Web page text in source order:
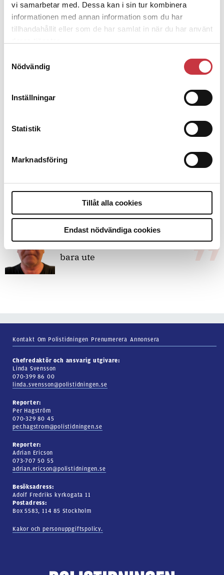
vi samarbetar med. Dessa kan i sin tur kombinera
informationen med annan information som du har
tillhandahållit eller som de har samlat in när du har använt
Nödvändig
Inställningar
Statistik
Marknadsföring
Tillåt alla cookies
Endast nödvändiga cookies
Debatt
9 juli 2026
Det är inte evidenskrav som
Debatt:Med för höga krav på evidens
kan polisen inte göra något alls
15 juni 2026
bara ute
Kontakt Om Polistidningen Prenumerera Annonsera
Chefredaktör och ansvarig utgivare:
Linda Svensson
070-399 86 00
linda.svensson@polistidningen.se
Reporter:
Per Hagström
070-329 80 45
per.hagstrom@polistidningen.se
Reporter:
Adrian Ericson
073-707 50 55
adrian.ericson@polistidningen.se
Besöksadress:
Adolf Fredriks kyrkogata 11
Postadress:
Box 5583, 114 85 Stockholm
Kakor och personuppgiftspolicy.